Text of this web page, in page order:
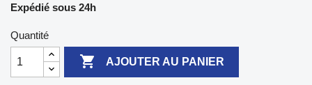
Expédié sous 24h
Quantité
 AJOUTER AU PANIER